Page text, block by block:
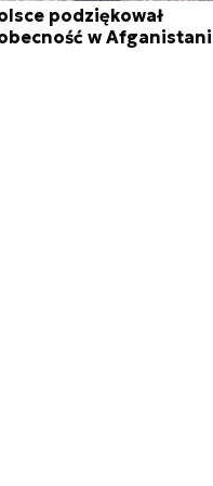
podziękował
w